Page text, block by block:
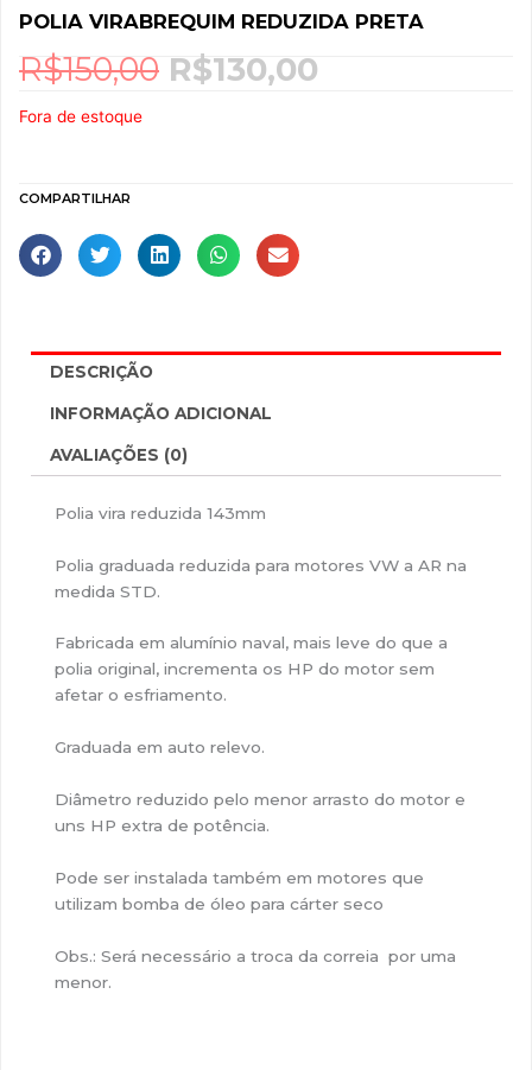
POLIA VIRABREQUIM REDUZIDA PRETA
R$150,00 O
R$130,00
Fora de estoque
COMPARTILHAR
DESCRIÇÃO
INFORMAÇÃO ADICIONAL
AVALIAÇÕES (0)
Polia vira reduzida 143mm
Polia graduada reduzida para motores VW a AR na
medida STD.
Fabricada em alumínio naval, mais leve do que a
polia original, incrementa os HP do motor sem
afetar o esfriamento.
Graduada em auto relevo.
Diâmetro reduzido pelo menor arrasto do motor e
uns HP extra de potência.
Pode ser instalada também em motores que
utilizam bomba de óleo para cárter seco
Obs.: Será necessário a troca da correia por uma
menor.